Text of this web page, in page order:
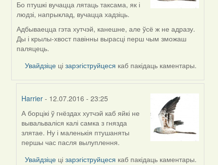
to
by
Бо птушкі вучацца лятаць таксама, як і
людзі, напрыклад, вучацца хадзіць.
Адбываецца гэта хутчэй, канешне, але ўсё ж не адразу.
Ды і крылы-хвост павінны вырасці перш чым зможаш
паляцець.
Увайдзіце цізарэгіструйцеся каб пакідаць каментары.
Harrier - 12.07.2016 - 23:25
In
reply
to
by
Harrier
А борцікі ў гнёздах хутчэй каб яйкі не
вывальваліся калі самка з гнязда
злятае. Ну і маленькія птушаняты
першы час пасля вылуплення.
Увайдзіце цізарэгіструйцеся каб пакідаць каментары.